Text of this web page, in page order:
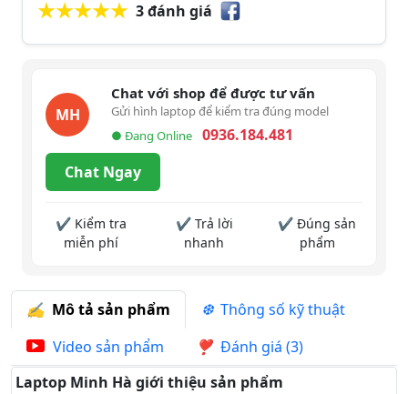
3 đánh giá
MH
Chat với shop để được tư vấn
Gửi hình laptop để kiểm tra đúng model
● Đang Online
0936.184.481
Chat Ngay
✔ Kiểm tra
miễn phí
✔ Trả lời
nhanh
✔ Đúng sản
phẩm
Mô tả sản phẩm
Thông số kỹ thuật
Video sản phẩm
Đánh giá (3)
Laptop Minh Hà giới thiệu sản phẩm